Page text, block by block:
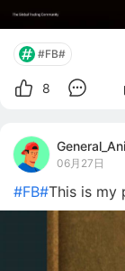
#FB#
8
06月27日
#FB#This is my